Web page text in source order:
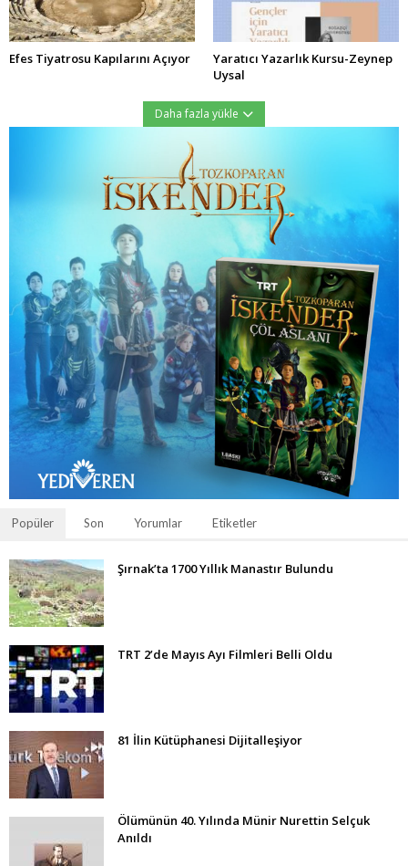
Efes Tiyatrosu Kapılarını Açıyor
Yaratıcı Yazarlık Kursu-Zeynep
Uysal
Daha fazla yükle
Popüler Son Yorumlar Etiketler
Şırnak’ta 1700 Yıllık Manastır Bulundu
TRT 2’de Mayıs Ayı Filmleri Belli Oldu
81 İlin Kütüphanesi Dijitalleşiyor
Ölümünün 40. Yılında Münir Nurettin Selçuk
Anıldı